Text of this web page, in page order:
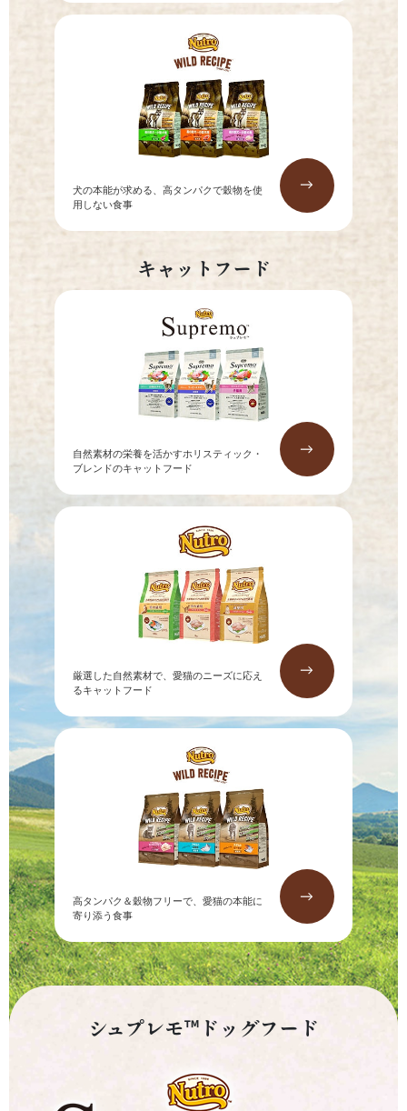
犬の本能が求める、高タンパクで穀物を使
用しない食事
→
キャットフード
自然素材の栄養を活かすホリスティック・
ブレンドのキャットフード
→
厳選した自然素材で、愛猫のニーズに応え
るキャットフード
→
高タンパク＆穀物フリーで、愛猫の本能に
寄り添う食事
→
シュプレモ™ドッグフード